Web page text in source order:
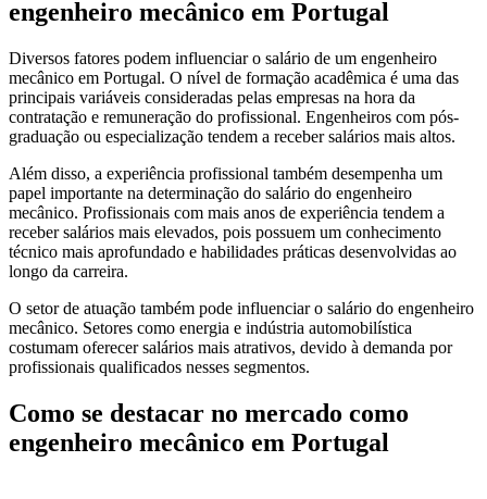
engenheiro mecânico em Portugal
Diversos fatores podem influenciar o salário de um engenheiro
mecânico em Portugal. O nível de formação acadêmica é uma das
principais variáveis consideradas pelas empresas na hora da
contratação e remuneração do profissional. Engenheiros com pós-
graduação ou especialização tendem a receber salários mais altos.
Além disso, a experiência profissional também desempenha um
papel importante na determinação do salário do engenheiro
mecânico. Profissionais com mais anos de experiência tendem a
receber salários mais elevados, pois possuem um conhecimento
técnico mais aprofundado e habilidades práticas desenvolvidas ao
longo da carreira.
O setor de atuação também pode influenciar o salário do engenheiro
mecânico. Setores como energia e indústria automobilística
costumam oferecer salários mais atrativos, devido à demanda por
profissionais qualificados nesses segmentos.
Como se destacar no mercado como
engenheiro mecânico em Portugal